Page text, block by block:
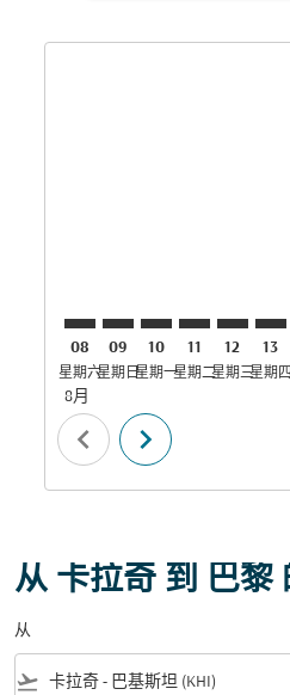
08
星期六
8月
09
星期日
10
星期一
11
星期二
12
星期三
13
星期
chevron_left chevron_right
从 卡拉奇 到 巴黎
从
flight_takeoff